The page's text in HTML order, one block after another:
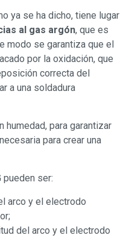
ya se ha dicho, tiene lugar
al gas argón, que es
modo se garantiza que el
por la oxidación, que
correcta del
a una soldadura
humedad, para garantizar
para crear una
ser:
arco y el electrodo
del arco y el electrodo